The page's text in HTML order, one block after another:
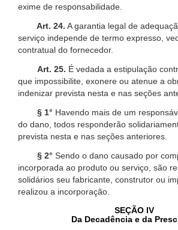
exime de responsabilidade.
Art. 24. A garantia legal de
serviço independe de termo expresso,
contratual do fornecedor.
Art. 25. É vedada a estipulação
que impossibilite, exonere ou atenue a
indenizar prevista nesta e nas seções
§ 1° Havendo mais de um
do dano, todos responderão
prevista nesta e nas seções anteriores.
§ 2° Sendo o dano causado por
incorporada ao produto ou serviço, são
solidários seu fabricante, construtor ou
realizou a incorporação.
SEÇÃO IV
Da Decadência e da